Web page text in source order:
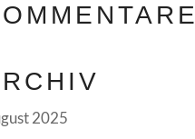
2025